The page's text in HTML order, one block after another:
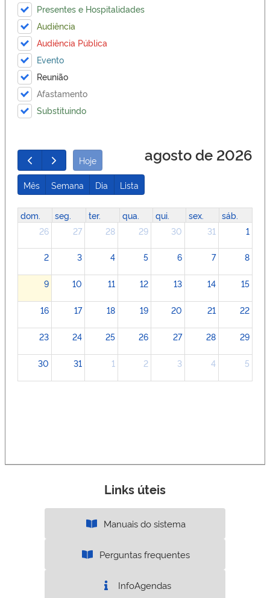
Presentes e Hospitalidades
Audiência
Audiência Pública
Evento
Reunião
Afastamento
Substituindo
Hoje agosto de 2026
Mês Semana Dia Lista
dom. seg. ter. qua. qui. sex.
sáb.
26
27 28 29 30 31 1
2 3 4 5 6 7 8
9 10 11 12 13 14 15
16 17 18 19 20 21 22
23 24 25 26 27 28 29
30 31 1 2 3 4 5
Links úteis
Manuais do sistema
Perguntas frequentes
InfoAgendas